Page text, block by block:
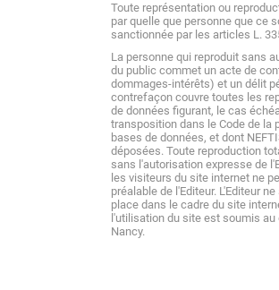
Toute représentation ou
par quelle que personne que ce
sanctionnée par les articles L.
La personne qui reproduit sans
du public commet un acte de
dommages-intérêts) et un délit
contrefaçon couvre toutes les
de données figurant, le cas
transposition dans le Code de la
bases de données, et dont
déposées. Toute reproduction
sans l'autorisation expresse de
les visiteurs du site internet ne
préalable de l'Editeur. L'Editeur
place dans le cadre du site
l'utilisation du site est soumis
Nancy.